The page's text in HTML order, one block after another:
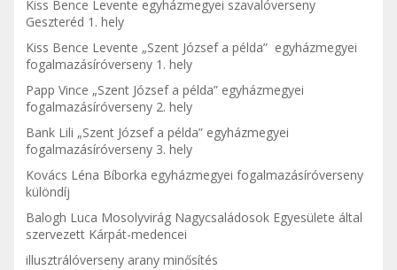
Kiss Bence Levente egyházmegyei szavalóverseny
Geszteréd 1. hely
Kiss Bence Levente „Szent József a példa” egyházmegyei
fogalmazásíróverseny 1. hely
Papp Vince „Szent József a példa” egyházmegyei
fogalmazásíróverseny 2. hely
Bank Lili „Szent József a példa” egyházmegyei
fogalmazásíróverseny 3. hely
Kovács Léna Bíborka egyházmegyei fogalmazásíróverseny
különdíj
Balogh Luca Mosolyvirág Nagycsaládosok Egyesülete által
szervezett Kárpát-medencei
illusztrálóverseny arany minősítés